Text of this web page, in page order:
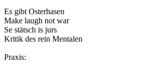
Es gibt Osterhasen
Make laugh not war
Se stätsch is jurs
Kritik des rein Mentalen
Praxis: